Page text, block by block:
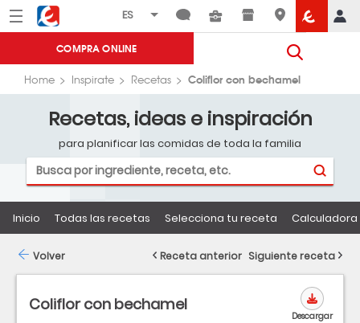
Menú Eroski
COMPRA ONLINE
Home Inspirate Recetas Coliflor con bechamel
Recetas, ideas e inspiración
para planificar las comidas de toda la familia
Inicio Todas las recetas Selecciona tu receta
Coliflor con bechamel
Descargar
Volver Receta anterior Siguiente receta